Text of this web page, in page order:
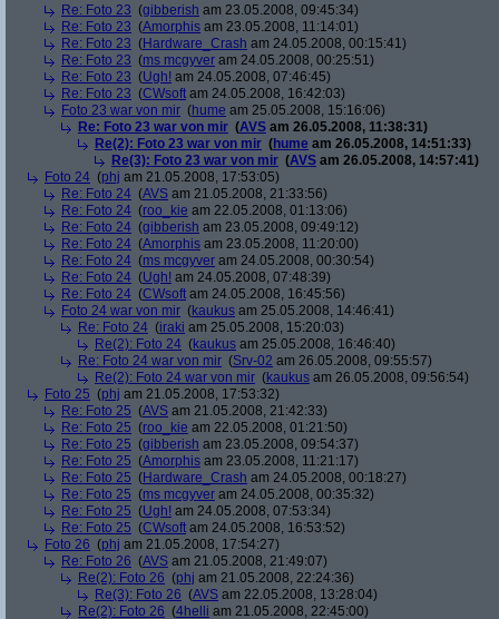
Re: Foto 23 (gibberish am 23.05.2008, 09:45:34)
Re: Foto 23 (Amorphis am 23.05.2008, 11:14:01)
Re: Foto 23 (Hardware_Crash am 24.05.2008, 00:15:41)
Re: Foto 23 (ms mcgyver am 24.05.2008, 00:25:51)
Re: Foto 23 (Ugh! am 24.05.2008, 07:46:45)
Re: Foto 23 (CWsoft am 24.05.2008, 16:42:03)
Foto 23 war von mir (hume am 25.05.2008, 15:16:06)
Re: Foto 23 war von mir (AVS am 26.05.2008, 11:38:31)
Re(2): Foto 23 war von mir (hume am 26.05.2008, 14:51:33)
Re(3): Foto 23 war von mir (AVS am 26.05.2008, 14:57:41)
Foto 24 (phj am 21.05.2008, 17:53:05)
Re: Foto 24 (AVS am 21.05.2008, 21:33:56)
Re: Foto 24 (roo_kie am 22.05.2008, 01:13:06)
Re: Foto 24 (gibberish am 23.05.2008, 09:49:12)
Re: Foto 24 (Amorphis am 23.05.2008, 11:20:00)
Re: Foto 24 (ms mcgyver am 24.05.2008, 00:30:54)
Re: Foto 24 (Ugh! am 24.05.2008, 07:48:39)
Re: Foto 24 (CWsoft am 24.05.2008, 16:45:56)
Foto 24 war von mir (kaukus am 25.05.2008, 14:46:41)
Re: Foto 24 (iraki am 25.05.2008, 15:20:03)
Re(2): Foto 24 (kaukus am 25.05.2008, 16:46:40)
Re: Foto 24 war von mir (Srv-02 am 26.05.2008, 09:55:57)
Re(2): Foto 24 war von mir (kaukus am 26.05.2008, 09:56:54)
Foto 25 (phj am 21.05.2008, 17:53:32)
Re: Foto 25 (AVS am 21.05.2008, 21:42:33)
Re: Foto 25 (roo_kie am 22.05.2008, 01:21:50)
Re: Foto 25 (gibberish am 23.05.2008, 09:54:37)
Re: Foto 25 (Amorphis am 23.05.2008, 11:21:17)
Re: Foto 25 (Hardware_Crash am 24.05.2008, 00:18:27)
Re: Foto 25 (ms mcgyver am 24.05.2008, 00:35:32)
Re: Foto 25 (Ugh! am 24.05.2008, 07:53:34)
Re: Foto 25 (CWsoft am 24.05.2008, 16:53:52)
Foto 26 (phj am 21.05.2008, 17:54:27)
Re: Foto 26 (AVS am 21.05.2008, 21:49:07)
Re(2): Foto 26 (phj am 21.05.2008, 22:24:36)
Re(3): Foto 26 (AVS am 22.05.2008, 13:28:04)
Re(2): Foto 26 (4helli am 21.05.2008, 22:45:00)